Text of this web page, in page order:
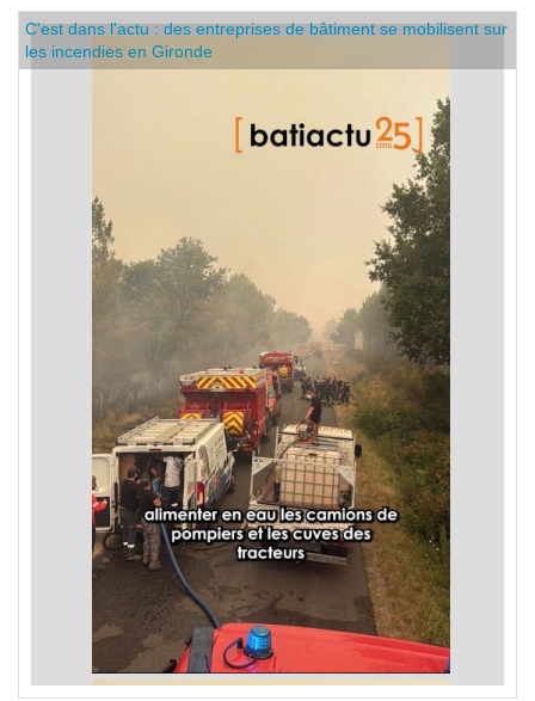
C'est dans l'actu : des entreprises de bâtiment se mobilisent sur
les incendies en Gironde